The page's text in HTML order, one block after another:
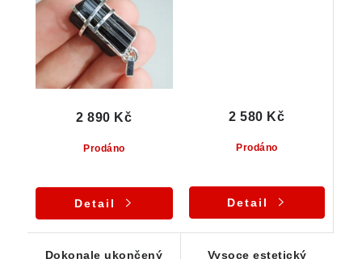
Prodáno
2 890 Kč
Detail
Prodáno
2 580 Kč
Detail
Dokonale ukončený
Vysoce estetický